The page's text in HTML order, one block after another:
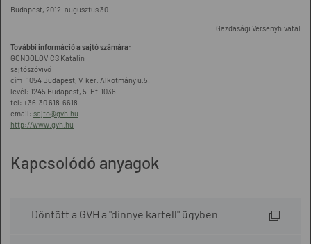
Budapest, 2012. augusztus 30.
Gazdasági Versenyhivatal
További információ a sajtó számára:
GONDOLOVICS Katalin
sajtószóvivő
cím: 1054 Budapest, V. ker. Alkotmány u.5.
levél: 1245 Budapest, 5. Pf. 1036
tel: +36-30 618-6618
email: sajto@gvh.hu
http://www.gvh.hu
Kapcsolódó anyagok
Döntött a GVH a "dinnye kartell" ügyben